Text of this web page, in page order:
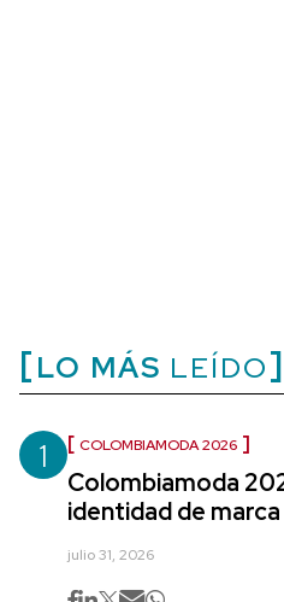
LO MÁS LEÍDO
1 COLOMBIAMODA 2026
Colombiamoda
identidad de
julio 31, 2026